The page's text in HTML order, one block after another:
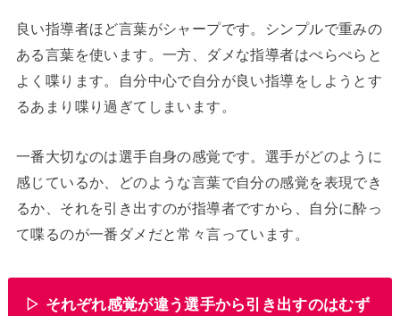
良い指導者ほど言葉がシャープです。シンプルで重みの
ある言葉を使います。一方、ダメな指導者はぺらぺらと
よく喋ります。自分中心で自分が良い指導をしようとす
るあまり喋り過ぎてしまいます。
一番大切なのは選手自身の感覚です。選手がどのように
感じているか、どのような言葉で自分の感覚を表現でき
るか、それを引き出すのが指導者ですから、自分に酔っ
て喋るのが一番ダメだと常々言っています。
▷ それぞれ感覚が違う選手から引き出すのはむず